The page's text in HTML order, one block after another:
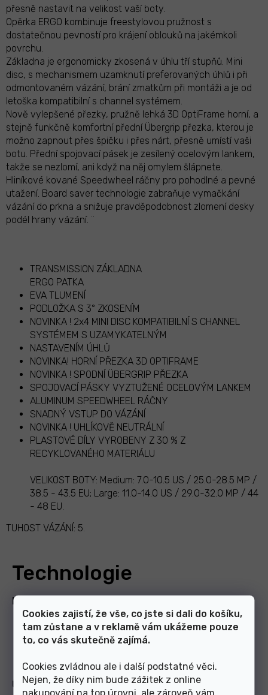
Cookies zajistí, že vše, co jste si dali do košíku,
tam zůstane a v reklamě vám ukážeme pouze
to, co vás skutečně zajímá.
Cookies zvládnou ale i další podstatné věci.
Nejen, že díky nim bude zážitek z online
nakupování na top úrovni, ale zároveň vám
přesně nastavit na velikost vaší boty.
Opěrka ERGO kombinuje freestylovou pružnost s
dostatečnou pevností pro krájení oblouků na jakémkoli
povrchu.
Základna je ergonomicky zkosená v úhlu tří stupňů. Mini
disc, s mechanismem uzamknutí preferovaných úhlů i při
odmontovaném vázání, brání zmatkům při montáži a je od
letoška kompatibilní s channel systémem.
Nově vylepšené přezky, pružně lehká 3D OptiFrame horní, a
stejně funkčně komfortní přední Übergrip přezka, kterou je
možno zapnout přes špičku i přes nárt, přesně umístí vaši
botu. Přední spojovací pásek je zesílený ocelovým lankem,
takže se nezlomí, ani když na něj omylem šlápnete.
Hliníkové kované Speedwheel ráčny pro pohodlné a pevné
utažení. Board saver technologie zabraňuje vymačkání
vázání do prkna a snižuje pravděpodobnost zlomení desky
podél hrany vázání. ¨
TRANSMISSION ZÁKLADNA
ERGO PATKA
EVA TLUMENÍ
PODLOŽKA S 3° ZKOSENÍM
NOVINKA ! 2x4 MINI DISC KOMPATIBILNÍ S CHANNEL
SYSTÉMEM S UZAMYKATELNÝM
NASTAVENÍM ÚHLŮ
NOVINKA! HORNÍ PŘEZKA 3D OPTIFRAME
NOVINKA ! SPODNÍ ÜBERGRIP PŘEZKA
SPOJOVACÍ PÁSKY VYZTUŽENÉ OCELOVÝM LANKEM
ALUMINUM SPEEDWHEEL RÁČNY
SNADNÝ VSTUP DO VÁZÁNÍ
NOVINKA ! UHLÍKOVĚ NEUTRÁLNÍ
PLASTOVÉ DÍLY VYROBENY Z 30 % Z
RECYKLOVANÉHO MATERIÁLU
VELIKOST BOTY: Medium: 7.0-10.5 US / 25.0-28.5 MP /
38.5 - 43.5 EU; Large: 11.0-14.0 US / 29.0-32.0 MP / 44
- 48 EU.
TUHOST VÁZÁNÍ: 5.
Technologie
Podložka s 3° zkosením
Přirozená poloha pro tvá kolena a
tělo zajištěna. Pohodlí pro dlouhé
dny na svahu.
Übergrip Toe Strap